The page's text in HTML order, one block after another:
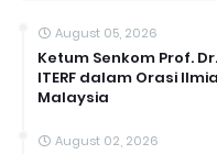
August 05, 2026
Ketum Senkom Prof.
ITERF dalam Orasi
Malaysia
August 02, 2026